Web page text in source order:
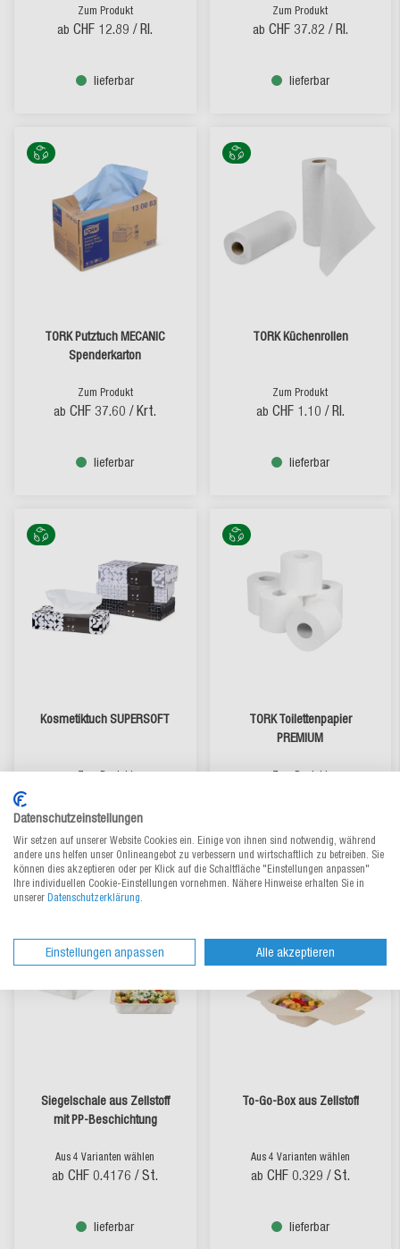
Zum Produkt
ab CHF 12.89 / Rl.
lieferbar
Zum Produkt
ab CHF 37.82 / Rl.
lieferbar
TORK Putztuch MECANIC
Spenderkarton
Zum Produkt
ab CHF 37.60 / Krt.
lieferbar
TORK Küchenrollen
Zum Produkt
ab CHF 1.10 / Rl.
lieferbar
Kosmetiktuch SUPERSOFT
Zum Produkt
lieferbar
TORK Toilettenpapier
PREMIUM
Zum Produkt
lieferbar
Siegelschale aus Zellstoff
mit PP-Beschichtung
Aus 4 Varianten wählen
ab CHF 0.4176 / St.
lieferbar
To-Go-Box aus Zellstoff
Aus 4 Varianten wählen
ab CHF 0.329 / St.
lieferbar
Datenschutzeinstellungen
Wir setzen auf unserer Website Cookies ein. Einige von ihnen sind notwendig, während
andere uns helfen unser Onlineangebot zu verbessern und wirtschaftlich zu betreiben. Sie
können dies akzeptieren oder per Klick auf die Schaltfläche "Einstellungen anpassen"
Ihre individuellen Cookie-Einstellungen vornehmen. Nähere Hinweise erhalten Sie in
unserer Datenschutzerklärung.
Einstellungen anpassen Alle akzeptieren